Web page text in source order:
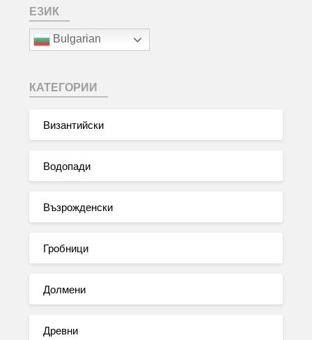
ЕЗИК
Bulgarian
КАТЕГОРИИ
Византийски
Водопади
Възрожденски
Гробници
Долмени
Древни